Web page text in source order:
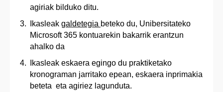
agiriak bilduko ditu.
Ikasleak galdetegia beteko du, Unibersitateko
Microsoft 365 kontuarekin bakarrik erantzun
ahalko da
Ikasleak eskaera egingo du praktiketako
kronograman jarritako epean, eskaera inprimakia
beteta eta agiriez lagunduta.